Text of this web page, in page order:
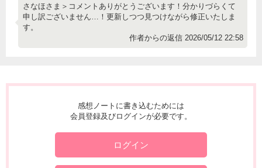
さなほさま＞コメントありがとうございます！分かりづらくて
申し訳ございません…！更新しつつ見つけながら修正いたしま
す。
作者からの返信 2026/05/12 22:58
感想ノートに書き込むためには
会員登録及びログインが必要です。
ログイン